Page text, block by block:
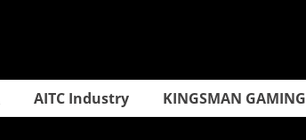
AITC Industry KINGSMAN GAMING